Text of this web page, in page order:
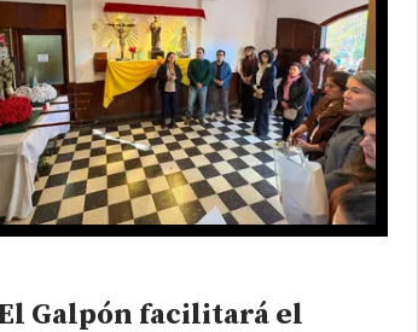
Galpón facilitará el